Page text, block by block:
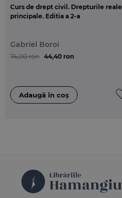
Curs de drept civil. Drepturile reale
principale. Editia a 2-a
Gabriel Boroi
74,00 ron 44,40 ron